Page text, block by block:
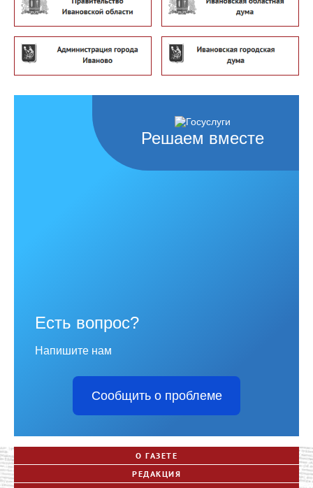
Решаем вместе
Есть вопрос?
Напишите нам
Сообщить о проблеме
О ГАЗЕТЕ
РЕДАКЦИЯ